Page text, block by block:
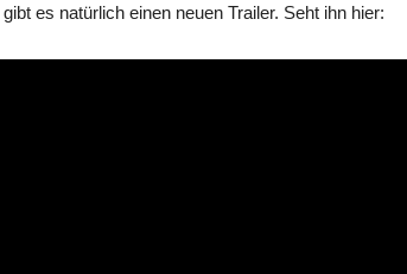
es natürlich einen neuen Trailer. Seht ihn hier: